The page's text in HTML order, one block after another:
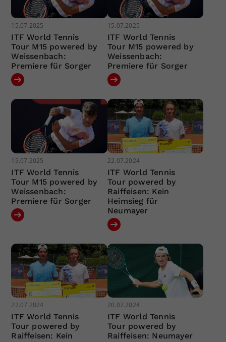
15.07.2025
ITF World Tennis
Tour M15 powered by
Weissenbach:
Premiere für Sorger
15.07.2025
ITF World Tennis
Tour M15 powered by
Weissenbach:
Premiere für Sorger
15.07.2025
ITF World Tennis
Tour M15 powered by
Weissenbach:
Premiere für Sorger
22.07.2024
ITF World Tennis
Tour powered by
Raiffeisen: Kein
Heimsieg für
Neumayer
22.07.2024
ITF World Tennis
Tour powered by
Raiffeisen: Kein
20.07.2024
ITF World Tennis
Tour powered by
Raiffeisen: Neumayer